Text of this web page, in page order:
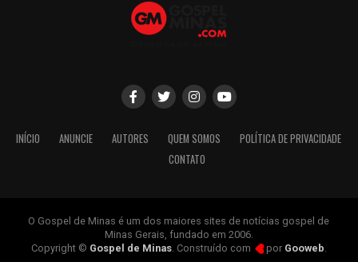
INÍCIO ANUNCIE AUTORES QUEM SOMOS
POLÍTICA DE PRIVACIDADE
CONTATO
O Gospel de Minas é um dos maiores sites de notícias gospel de
Minas Gerais, fundado em 2006.
Copyright © Gospel de Minas. Construído com por Gooweb.